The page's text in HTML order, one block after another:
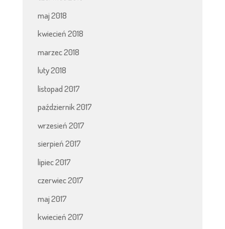
maj 2018
kwiecień 2018
marzec 2018
luty 2018
listopad 2017
październik 2017
wrzesień 2017
sierpień 2017
lipiec 2017
czerwiec 2017
maj 2017
kwiecień 2017